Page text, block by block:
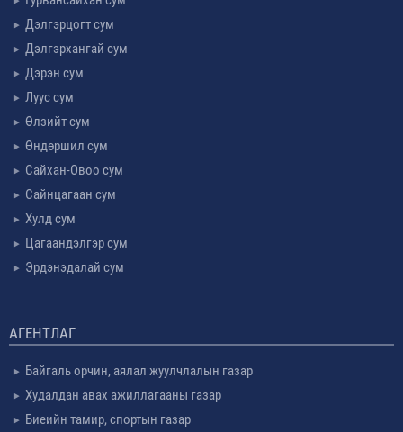
Дэлгэрцогт сум
Дэлгэрхангай сум
Дэрэн сум
Луус сум
Өлзийт сум
Өндөршил сум
Сайхан-Овоо сум
Сайнцагаан сум
Хулд сум
Цагаандэлгэр сум
Эрдэнэдалай сум
АГЕНТЛАГ
Байгаль орчин, аялал жуулчлалын газар
Худалдан авах ажиллагааны газар
Биеийн тамир, спортын газар